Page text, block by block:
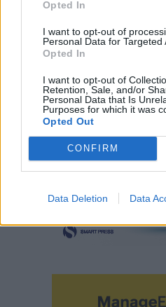
Opted In
I want to opt-out of
Personal Data for Targeted
Opted In
I want to opt-out of
Retention, Sale, and/or
Personal Data that Is
Purposes for which it was
Opted Out
CONFIRM
Data Deletion Data